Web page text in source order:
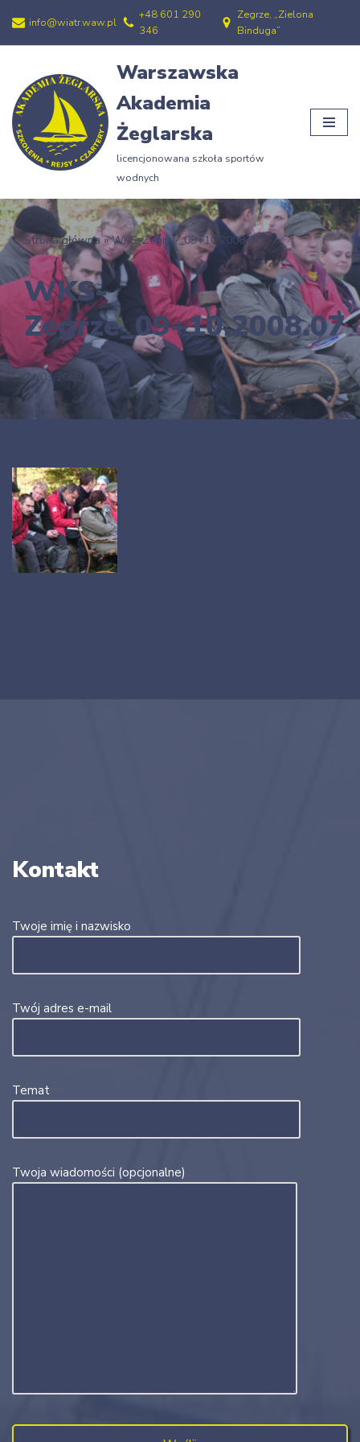
Przejdź
treści
info@wiatr.waw.pl
+48 601 290
346
Zegrze, „Zielona
Binduga”
Warszawska
Akademia
Żeglarska
licencjonowana szkoła sportów
wodnych
Strona główna»WKS-Zegrze_09+10.2008.07
WKS-
Zegrze_09+10.2008.07
24/03/2009
Kontakt
Twoje imię i nazwisko
Twój adres e-mail
Temat
Twoja wiadomości (opcjonalne)